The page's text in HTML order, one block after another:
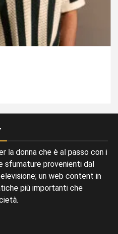
la donna che è al passo con i
sfumature provenienti dal
un web content in
più importanti che